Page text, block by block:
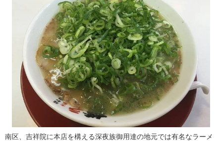
南区、吉祥院に本店を構える深夜族御用達の地元では有名なラーメ